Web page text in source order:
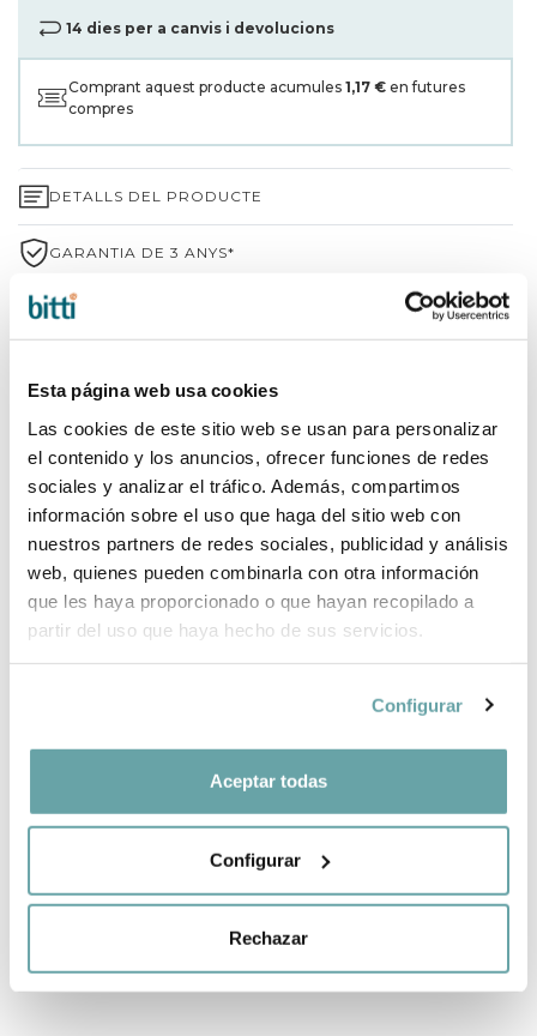
Esta página web usa cookies
Las cookies de este sitio web se usan para personalizar
el contenido y los anuncios, ofrecer funciones de redes
sociales y analizar el tráfico. Además, compartimos
información sobre el uso que haga del sitio web con
nuestros partners de redes sociales, publicidad y análisis
web, quienes pueden combinarla con otra información
que les haya proporcionado o que hayan recopilado a
partir del uso que haya hecho de sus servicios.
Configurar
Aceptar todas
Configurar
Rechazar
14 dies per a canvis i devolucions
Comprant aquest producte acumules 1,17 € en futures
compres
DETALLS DEL PRODUCTE
GARANTIA DE 3 ANYS*
ENVIAMENTS I DEVOLUCIONS
INFORMACIÓ DE LA MARCA
COMPARTIR
ALTRES CLIENTS TAMBÉ VAN VEURE